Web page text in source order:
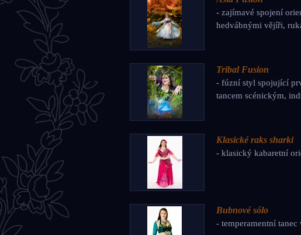
- zajímavé spojení
hedvábnými vějíři,
Tribal Fusion
- fúzní styl spojující
tancem scénickým,
Klasické raks sharki
- klasický kabaretní
Bubnové sólo
- temperamentní